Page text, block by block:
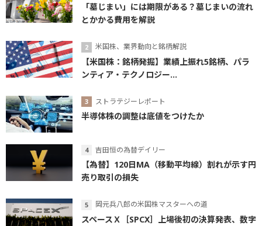
「墓じまい」には期限がある？墓じまいの流れ
とかかる費用を解説
米国株、業界動向と銘柄解説
【米国株：銘柄発掘】業績上振れ5銘柄、パラ
ンティア・テクノロジー...
ストラテジーレポート
半導体株の調整は底値をつけたか
吉田恒の為替デイリー
【為替】120日MA（移動平均線）割れが示す円
売り取引の損失
岡元兵八郎の米国株マスターへの道
スペースＸ［SPCX］上場後初の決算発表、数字